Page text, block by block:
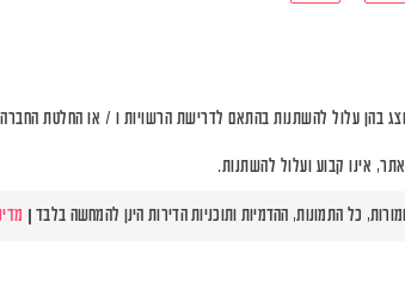
בהן עלול להשתנות בהתאם לדרישת הרשויות ו / או החלטת
אינו קבוע ועלול להשתנות.